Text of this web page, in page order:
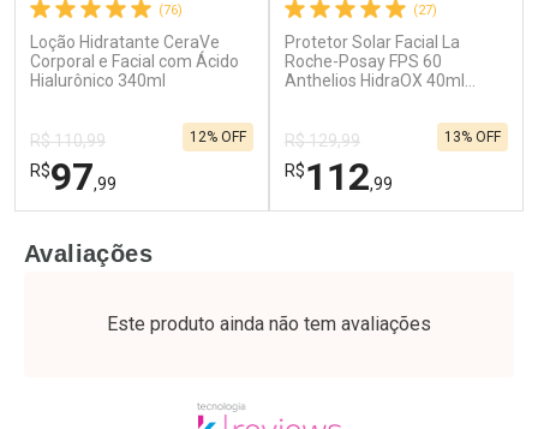
Ativar Desconto
Por R$ 49,27/cada
Comprar sem Desconto
Ativar Desconto
Por R$ 61,55/cada
Comprar sem Desconto
(76)
Loção Hidratante CeraVe
Corporal e Facial com Ácido
Hialurônico 340ml
R$ 110,99
R$97,99
12% OFF
Dermaclub
Por Menos
(27)
Protetor Solar Facial La
Roche-Posay FPS 60
Anthelios HidraOX 40ml
R$ 129,99
R$112,99
13% OFF
Dermaclub
Por Menos
Avaliações
Este produto ainda não tem avaliações